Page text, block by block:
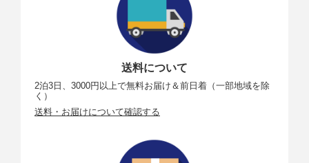
送料について
2泊3日、3000円以上で無料お届け＆前日着（一部地域を除
く）
送料・お届けについて確認する